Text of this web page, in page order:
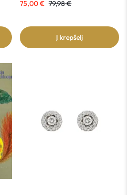
79,98€
75,00€
Į krepšelį